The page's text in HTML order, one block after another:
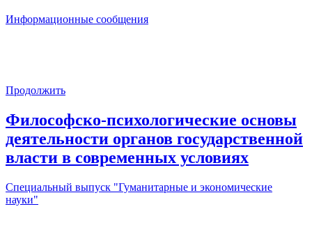
Информационные сообщения
Продолжить
Философско-психологические основы
деятельности органов государственной
власти в современных условиях
Специальный выпуск "Гуманитарные и экономические
науки"